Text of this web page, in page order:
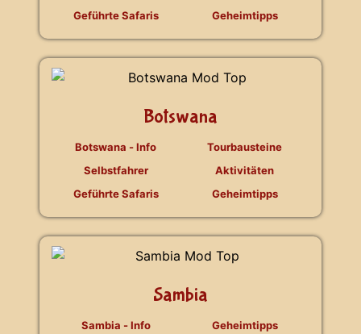
Geführte Safaris
Geheimtipps
Botswana
Botswana - Info
Selbstfahrer
Geführte Safaris
Tourbausteine
Aktivitäten
Geheimtipps
Sambia
Sambia - Info
Geheimtipps